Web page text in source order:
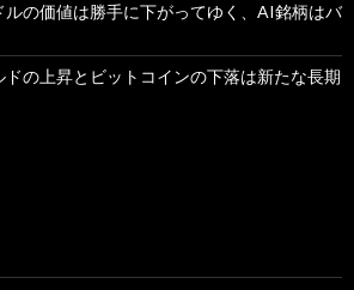
ルの価値は勝手に下がってゆく、AI銘柄はバ
の上昇とビットコインの下落は新たな長期